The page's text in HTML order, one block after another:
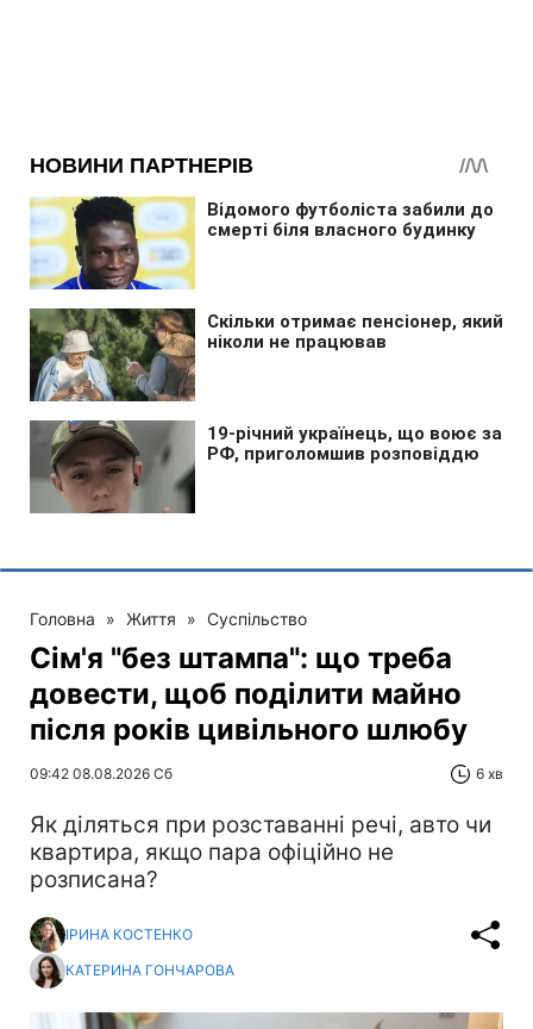
Головна » Життя » Суспільство
Сім'я "без штампа": що треба
довести, щоб поділити майно
після років цивільного шлюбу
09:42 08.08.2026 Сб 6 хв
Як діляться при розставанні речі, авто чи
квартира, якщо пара офіційно не
розписана?
ІРИНА КОСТЕНКО
КАТЕРИНА ГОНЧАРОВА